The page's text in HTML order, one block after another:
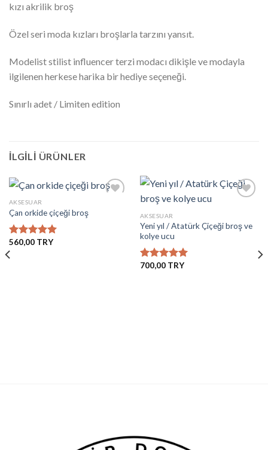
kızı akrilik broş
Özel seri moda kızları broşlarla tarzını yansıt.
Modelist stilist influencer terzi modacı dikişle ve modayla
ilgilenen herkese harika bir hediye seçeneği.
Sınırlı adet / Limiten edition
İLGILI ÜRÜNLER
AKSESUAR
Çan orkide çiçeği broş
5 üzerinden
5.00
560,00
İstek
AKSESUAR
Yeni yıl / Atatürk Çiçeği broş ve
kolye ucu
5 üzerinden
700,00